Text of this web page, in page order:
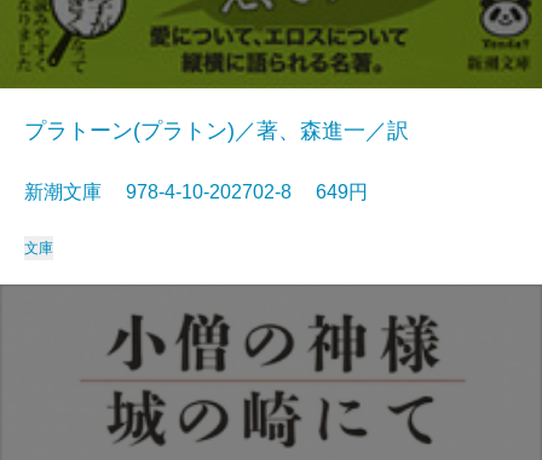
プラトーン(プラトン)／著、森進一／訳
新潮文庫 978-4-10-202702-8 649円
文庫